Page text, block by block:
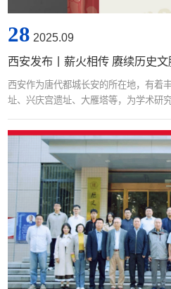
28 2025.09
西安发布丨薪火相传 赓续历史文
西安作为唐代都城长安的所在地，有着
址、兴庆宫遗址、大雁塔等，为学术研
刊物之一，它以选题前沿、关注学界研
色。例如第三十七辑刊载的学术论文，
出全新解读，突破传统藩镇说，引发学
西安新出土了大量石刻墓志，...